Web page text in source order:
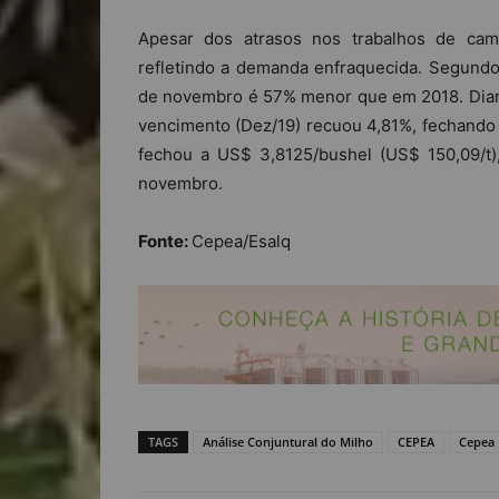
Apesar dos atrasos nos trabalhos de
refletindo a demanda enfraquecida.
de novembro é 57% menor que em 2018.
vencimento (Dez/19) recuou 4,81%,
fechou a US$ 3,8125/bushel (US$
novembro.
Fonte: Cepea/Esalq
TAGS Análise Conjuntural do Milho CEPEA Cepea